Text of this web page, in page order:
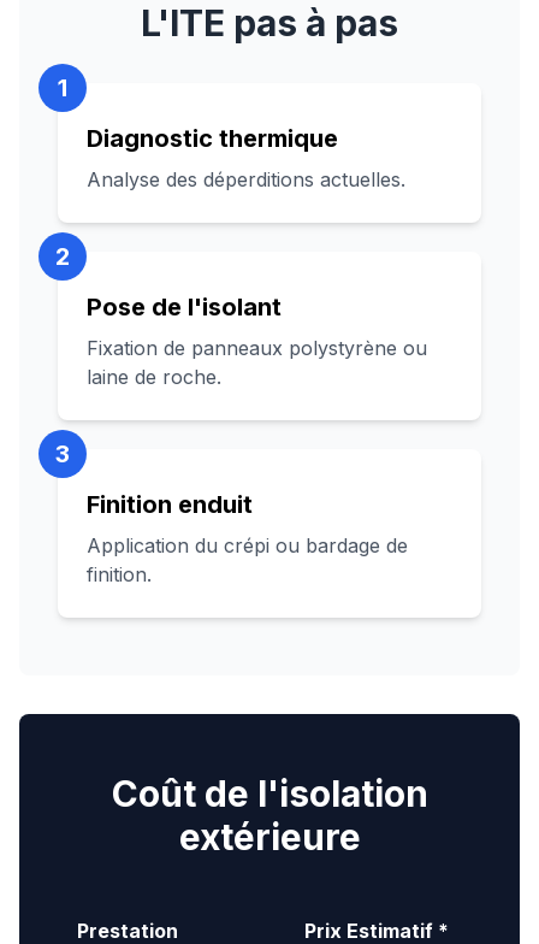
L'ITE pas à pas
1
Diagnostic thermique
Analyse des déperditions actuelles.
2
Pose de l'isolant
Fixation de panneaux polystyrène ou
laine de roche.
3
Finition enduit
Application du crépi ou bardage de
finition.
Coût de l'isolation
extérieure
Prestation Prix Estimatif *